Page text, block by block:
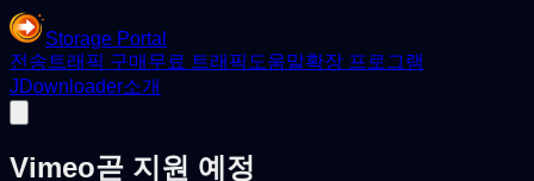
Storage Portal
전송 트래픽 구매 무료 트래픽 도움말확장 프로그램
JDownloader소개
Vimeo곧 지원 예정